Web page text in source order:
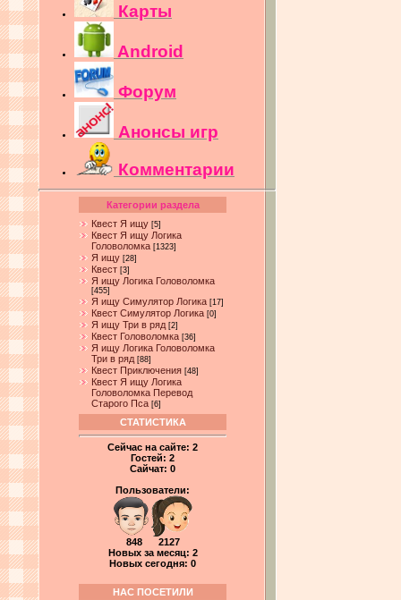
Карты
Android
Форум
Анонсы игр
Комментарии
Категории раздела
Квест Я ищу [5]
Квест Я ищу Логика
Головоломка [1323]
Я ищу [28]
Квест [3]
Я ищу Логика Головоломка
[455]
Я ищу Симулятор Логика [17]
Квест Симулятор Логика [0]
Я ищу Три в ряд [2]
Квест Головоломка [36]
Я ищу Логика Головоломка
Три в ряд [88]
Квест Приключения [48]
Квест Я ищу Логика
Головоломка Перевод
Старого Пса [6]
СТАТИСТИКА
Сейчас на сайте: 2
Гостей: 2
Сайчат: 0
Пользователи:
848 2127
Новых за месяц: 2
Новых сегодня: 0
НАС ПОСЕТИЛИ